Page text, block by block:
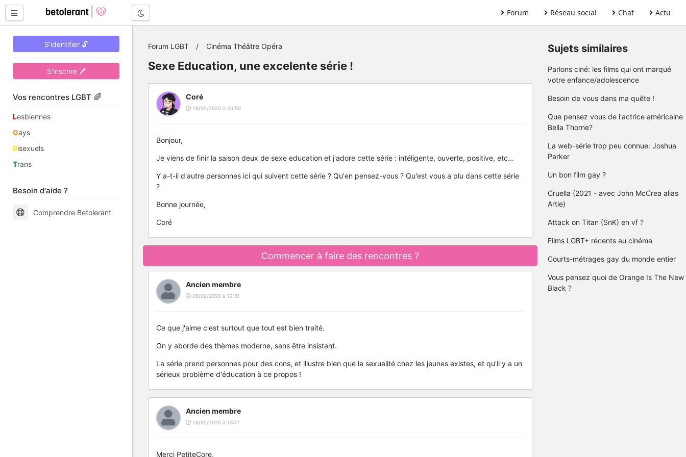
Forum Réseau social Chat Actu
S'identifier 🔓
S'inscrire 🖊
Vos rencontres LGBT 🌈
Lesbiennes
Gays
Bisexuels
Trans
Besoin d'aide ?
Comprendre Betolerant
Forum LGBT Cinéma Théâtre Opéra
Sexe Education, une excelente série !
Coré
26/02/2020 à 06:50
Bonjour,
Je viens de finir la saison deux de sexe education et j'adore cette série : intéligente, ouverte, positive, etc...
Y a-t-il d'autre personnes ici qui suivent cette série ? Qu'en pensez-vous ? Qu'est vous a plu dans cette série
?
Bonne journée,
Coré
Commencer à faire des rencontres ?
Ancien membre
26/02/2020 à 12:31
Ce que j'aime c'est surtout que tout est bien traité.
On y aborde des thèmes moderne, sans être insistant.
La série prend personnes pour des cons, et illustre bien que la sexualité chez les jeunes existes, et qu'il y a un
sérieux problème d'éducation à ce propos !
Ancien membre
26/02/2020 à 13:17
Merci PetiteCore,
Sujets similaires
Parlons ciné: les films qui ont marqué
votre enfance/adolescence
Besoin de vous dans ma quête !
Que pensez vous de l'actrice américaine
Bella Thorne?
La web-série trop peu connue: Joshua
Parker
Un bon film gay ?
Cruella (2021 - avec John McCrea alias
Artie)
Attack on Titan (SnK) en vf ?
Films LGBT+ récents au cinéma
Courts-métrages gay du monde entier
Vous pensez quoi de Orange Is The New
Black ?